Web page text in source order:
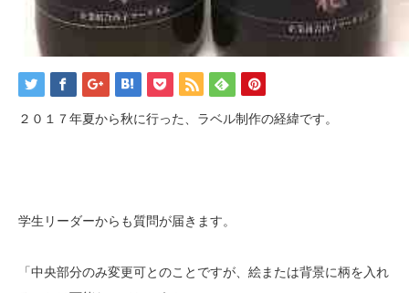
２０１７年夏から秋に行った、ラベル制作の経緯です。
学生リーダーからも質問が届きます。
「中央部分のみ変更可とのことですが、絵または背景に柄を入れ